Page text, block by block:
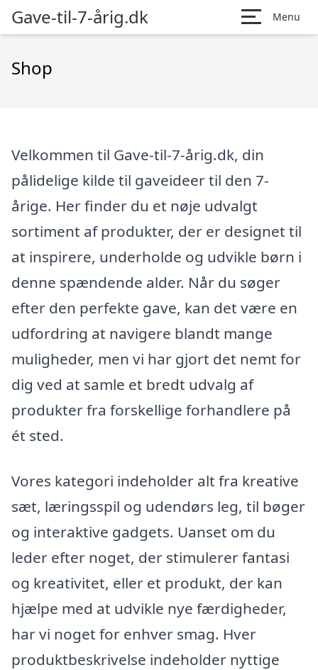
Gave-til-7-årig.dk Menu
Shop
Velkommen til Gave-til-7-årig.dk, din
pålidelige kilde til gaveideer til den 7-
årige. Her finder du et nøje udvalgt
sortiment af produkter, der er designet til
at inspirere, underholde og udvikle børn i
denne spændende alder. Når du søger
efter den perfekte gave, kan det være en
udfordring at navigere blandt mange
muligheder, men vi har gjort det nemt for
dig ved at samle et bredt udvalg af
produkter fra forskellige forhandlere på
ét sted.
Vores kategori indeholder alt fra kreative
sæt, læringsspil og udendørs leg, til bøger
og interaktive gadgets. Uanset om du
leder efter noget, der stimulerer fantasi
og kreativitet, eller et produkt, der kan
hjælpe med at udvikle nye færdigheder,
har vi noget for enhver smag. Hver
produktbeskrivelse indeholder nyttige